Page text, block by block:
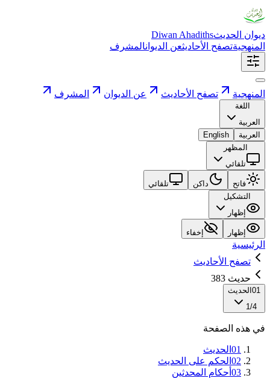
ديوان الحديثDiwan Ahadiths
المنهجيةتصفح الأحاديثعن الديوانالمشرف
المنهجية تصفح الأحاديث عن الديوان المشرف
اللغة
العربية
العربية
English
المظهر
تلقائي
فاتح داكن
تلقائي
التشكيل
إظهار
إظهار إخفاء
الرئيسية
تصفح الأحاديث
حديث 383
01 الحديث
1/4
في هذه الصفحة
01 الحديث
02 الحكم على الحديث
03 أحكام المحدثين